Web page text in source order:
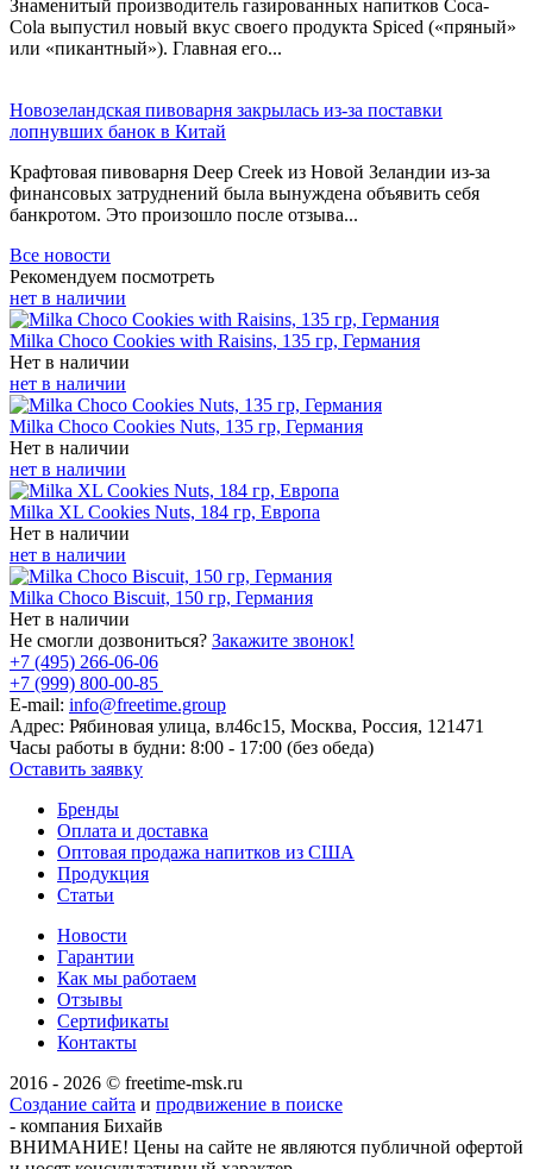
Знаменитый производитель газированных напитков Coca-
Cola выпустил новый вкус своего продукта Spiced («пряный»
или «пикантный»). Главная его...
Новозеландская пивоварня закрылась из-за поставки
лопнувших банок в Китай
Крафтовая пивоварня Deep Creek из Новой Зеландии из-за
финансовых затруднений была вынуждена объявить себя
банкротом. Это произошло после отзыва...
Все новости
Рекомендуем посмотреть
нет в наличии
Milka Choco Cookies with Raisins, 135 гр, Германия
Нет в наличии
нет в наличии
Milka Choco Cookies Nuts, 135 гр, Германия
Нет в наличии
нет в наличии
Milka XL Cookies Nuts, 184 гр, Европа
Нет в наличии
нет в наличии
Milka Choco Biscuit, 150 гр, Германия
Нет в наличии
Не смогли дозвониться? Закажите звонок!
+7 (495) 266-06-06
+7 (999) 800-00-85
E-mail: info@freetime.group
Адрес: Рябиновая улица, вл46с15, Москва, Россия, 121471
Часы работы в будни: 8:00 - 17:00 (без обеда)
Оставить заявку
Бренды
Оплата и доставка
Оптовая продажа напитков из США
Продукция
Статьи
Новости
Гарантии
Как мы работаем
Отзывы
Сертификаты
Контакты
2016 - 2026 © freetime-msk.ru
Создание сайта и продвижение в поиске
- компания Бихайв
ВНИМАНИЕ! Цены на сайте не являются публичной офертой